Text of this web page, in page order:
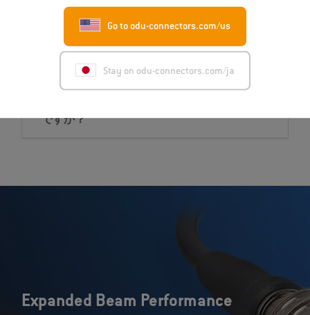
Go to odu-connectors.com/us
Stay on odu-connectors.com/ja
コンタクトの取付では何に注意が必要です
か？
ですか？
Expanded Beam Performance